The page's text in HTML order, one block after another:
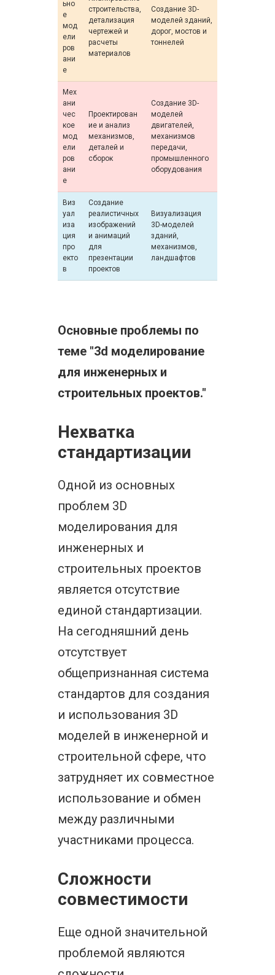
ьно
е
мод
ели
ров
ани
е
строительства,
детализация
чертежей и
расчеты
материалов
Создание 3D-
моделей зданий,
дорог, мостов и
тоннелей
Мех
ани
чес
кое
мод
ели
ров
ани
е
Проектирован
ие и анализ
механизмов,
деталей и
сборок
Создание 3D-
моделей
двигателей,
механизмов
передачи,
промышленного
оборудования
Виз
уал
иза
ция
про
екто
в
Создание
реалистичных
изображений
и анимаций
для
презентации
проектов
Визуализация
3D-моделей
зданий,
механизмов,
ландшафтов
Основные проблемы по
теме "3d моделирование
для инженерных и
строительных проектов."
Нехватка
стандартизации
Одной из основных
проблем 3D
моделирования для
инженерных и
строительных проектов
является отсутствие
единой стандартизации.
На сегодняшний день
отсутствует
общепризнанная система
стандартов для создания
и использования 3D
моделей в инженерной и
строительной сфере, что
затрудняет их совместное
использование и обмен
между различными
участниками процесса.
Сложности
совместимости
Еще одной значительной
проблемой являются